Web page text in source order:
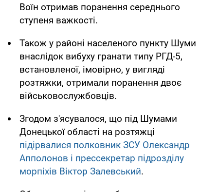
Воїн отримав поранення середнього
ступеня важкості.
Також у районі населеного пункту Шуми
внаслідок вибуху гранати типу РГД-5,
встановленої, імовірно, у вигляді
розтяжки, отримали поранення двоє
військовослужбовців.
Згодом з'ясувалося, що під Шумами
Донецької області на розтяжці
підірвалися полковник ЗСУ Олександр
Апполонов і прессекретар підрозділу
морпіхів Віктор Залевський.